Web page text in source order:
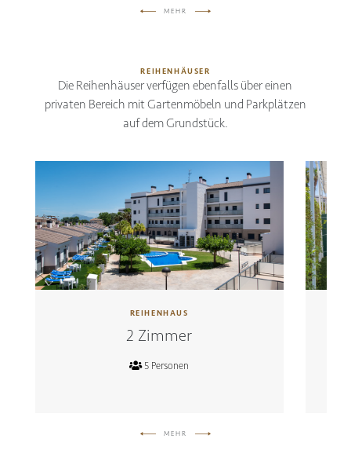
MEHR
REIHENHÄUSER
Die Reihenhäuser verfügen ebenfalls über einen
privaten Bereich mit Gartenmöbeln und Parkplätzen
auf dem Grundstück.
REIHENHAUS
2 Zimmer
5 Personen
MEHR